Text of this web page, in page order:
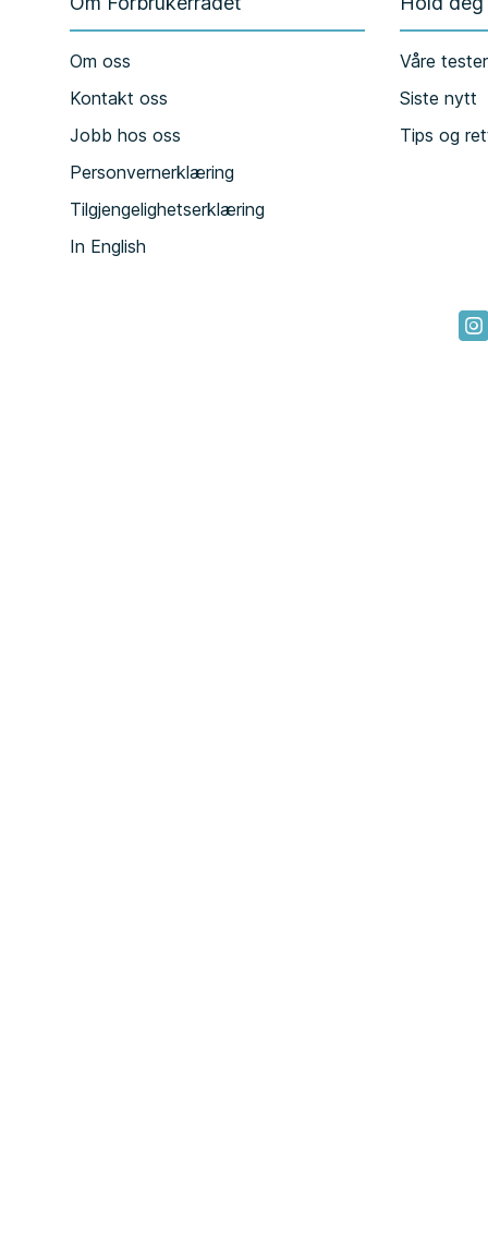
Om oss
Kontakt oss
Jobb hos oss
Personvernerklæring
Tilgjengelighetserklæring
In English
Våre tester
Siste nytt
Tips og